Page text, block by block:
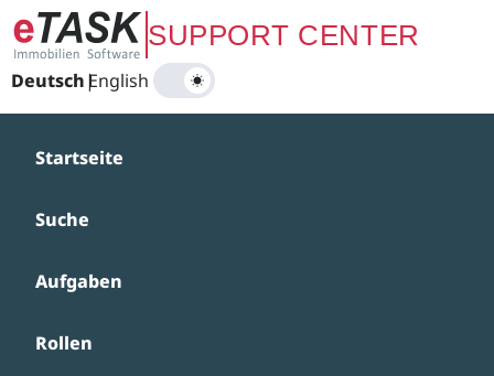
Zum Hauptinhalt springenSUPPORT CENTER
Deutsch|
English
Startseite
Suche
Aufgaben
Rollen